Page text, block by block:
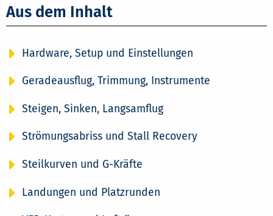
Aus dem Inhalt
Hardware, Setup und Einstellungen
Geradeausflug, Trimmung, Instrumente
Steigen, Sinken, Langsamflug
Strömungsabriss und Stall Recovery
Steilkurven und G-Kräfte
Landungen und Platzrunden